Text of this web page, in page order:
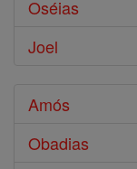
Oséias
Joel
Amós
Obadias